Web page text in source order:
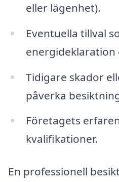
eller lägenhet).
Eventuella tillval
Tidigare skador
påverka
Företagets
kvalifikationer.
En professionell